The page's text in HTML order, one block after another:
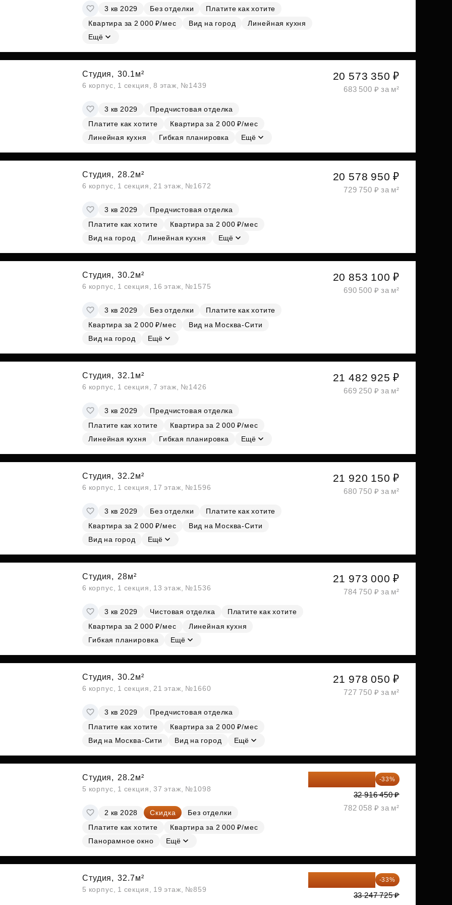
3 кв 2029 Без отделки
Платите как хотите
Квартира за 2 000 ₽/мес
Вид на город
Линейная кухня
Ещё
Студия, 30.1м²
6 корпус, 1 секция, 8 этаж, №1439
3 кв 2029
Предчистовая отделка
Платите как хотите
Квартира за 2 000 ₽/мес
Линейная кухня
Гибкая планировка Ещё
20 573 350 ₽
683 500 ₽ за м²
Студия, 28.2м²
6 корпус, 1 секция, 21 этаж, №1672
3 кв 2029
Предчистовая отделка
Платите как хотите
Квартира за 2 000 ₽/мес
Вид на город
Линейная кухня Ещё
20 578 950 ₽
729 750 ₽ за м²
Студия, 30.2м²
6 корпус, 1 секция, 16 этаж, №1575
3 кв 2029 Без отделки
Платите как хотите
Квартира за 2 000 ₽/мес
Вид на Москва-Сити
Вид на город
Ещё
20 853 100 ₽
690 500 ₽ за м²
Студия, 32.1м²
6 корпус, 1 секция, 7 этаж, №1426
3 кв 2029
Предчистовая отделка
Платите как хотите
Квартира за 2 000 ₽/мес
Линейная кухня
Гибкая планировка Ещё
21 482 925 ₽
669 250 ₽ за м²
Студия, 32.2м²
6 корпус, 1 секция, 17 этаж, №1596
3 кв 2029 Без отделки
Платите как хотите
Квартира за 2 000 ₽/мес
Вид на Москва-Сити
Вид на город
Ещё
21 920 150 ₽
680 750 ₽ за м²
Студия, 28м²
6 корпус, 1 секция, 13 этаж, №1536
3 кв 2029 Чистовая отделка
Платите как хотите
Квартира за 2 000 ₽/мес
Линейная кухня
Гибкая планировка
Ещё
21 973 000 ₽
784 750 ₽ за м²
Студия, 30.2м²
6 корпус, 1 секция, 21 этаж, №1660
3 кв 2029
Предчистовая отделка
Платите как хотите
Квартира за 2 000 ₽/мес
Вид на Москва-Сити
Вид на город Ещё
21 978 050 ₽
727 750 ₽ за м²
Студия, 28.2м²
5 корпус, 1 секция, 37 этаж, №1098
2 кв 2028 Скидка
Без отделки
Платите как хотите
Квартира за 2 000 ₽/мес
Панорамное окно
Ещё
-33%
32 916 450 ₽
782 058 ₽ за м²
Студия, 32.7м²
5 корпус, 1 секция, 19 этаж, №859
-33%
33 247 725 ₽